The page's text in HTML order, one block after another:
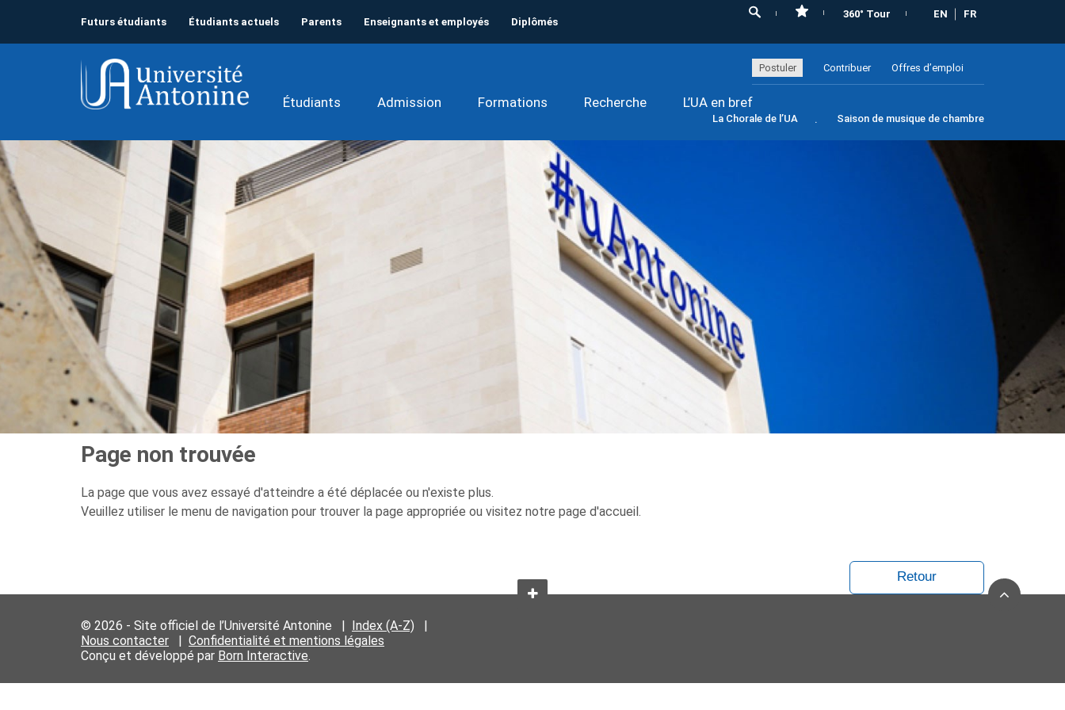
Futurs étudiants Étudiants actuels Parents Enseignants et employés Diplômés
360° Tour EN FR
Postuler Contribuer Offres d’emploi
Étudiants Admission Formations Recherche L’UA en bref
La Chorale de l’UA Saison de musique de chambre
Page non trouvée
La page que vous avez essayé d'atteindre a été déplacée ou n'existe plus.
Veuillez utiliser le menu de navigation pour trouver la page appropriée ou visitez notre page d'accueil.
Retour
© 2026 - Site officiel de l’Université Antonine | Index (A-Z) |
Nous contacter | Confidentialité et mentions légales
Conçu et développé par Born Interactive.